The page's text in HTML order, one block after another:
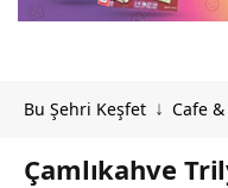
Bu Şehri Keşfet ↓ Cafe
Çamlıkahve